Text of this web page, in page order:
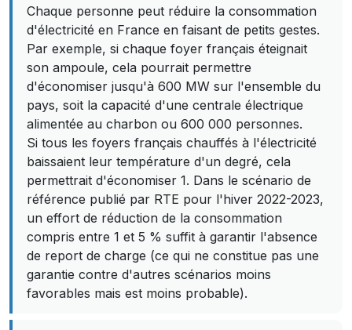
Chaque personne peut réduire la consommation
d'électricité en France en faisant de petits gestes.
Par exemple, si chaque foyer français éteignait
son ampoule, cela pourrait permettre
d'économiser jusqu'à 600 MW sur l'ensemble du
pays, soit la capacité d'une centrale électrique
alimentée au charbon ou 600 000 personnes.
Si tous les foyers français chauffés à l'électricité
baissaient leur température d'un degré, cela
permettrait d'économiser 1. Dans le scénario de
référence publié par RTE pour l'hiver 2022-2023,
un effort de réduction de la consommation
compris entre 1 et 5 % suffit à garantir l'absence
de report de charge (ce qui ne constitue pas une
garantie contre d'autres scénarios moins
favorables mais est moins probable).